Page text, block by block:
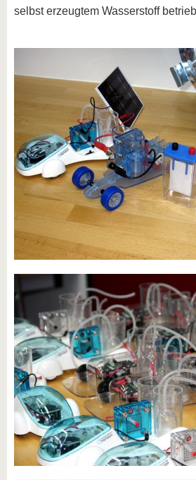
selbst erzeugtem Wasserstoff